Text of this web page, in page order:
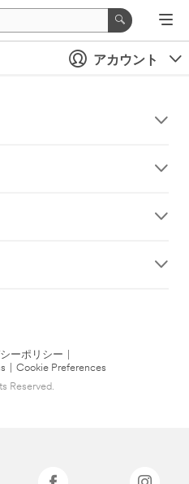
アカウント
ーポリシー
Cookie Preferences
Reserved.